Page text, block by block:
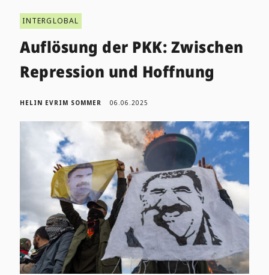
INTERGLOBAL
Auflösung der PKK: Zwischen
Repression und Hoffnung
HELIN EVRIM SOMMER 06.06.2025